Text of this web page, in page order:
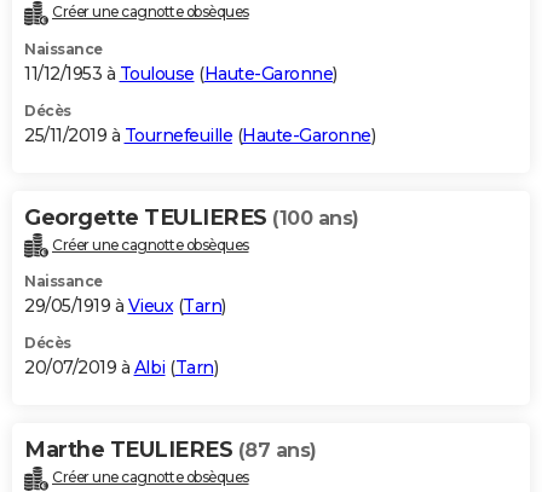
Créer une cagnotte obsèques
Naissance
11/12/1953 à Toulouse (Haute-Garonne)
Décès
25/11/2019 à Tournefeuille (Haute-Garonne)
Georgette TEULIERES (100 ans)
Créer une cagnotte obsèques
Naissance
29/05/1919 à Vieux(Tarn)
Décès
20/07/2019 à Albi (Tarn)
Marthe TEULIERES (87 ans)
Créer une cagnotte obsèques